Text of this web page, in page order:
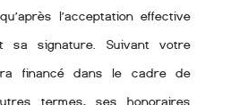
l’acceptation effective
signature. Suivant votre
financé dans le cadre de
termes, ses honoraires